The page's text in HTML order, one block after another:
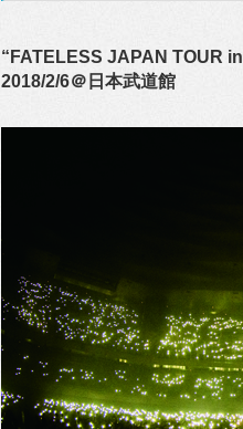
“FATELESS JAPAN TOUR
2018/2/6＠日本武道館